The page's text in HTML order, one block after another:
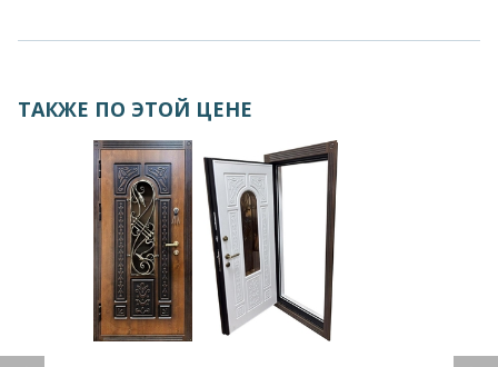
ТАКЖЕ ПО ЭТОЙ ЦЕНЕ